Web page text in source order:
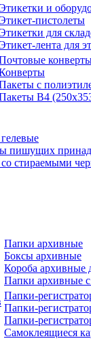
и
пистолеты
для
лента для
с
В4
пишущих
стираемыми
Папки архивные
Боксы архивные
Короба архивные
Папки архивные с
Папки-
Папки-
Папки-
Самоклеящиеся